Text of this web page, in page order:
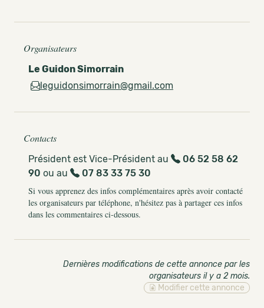
Organisateurs
Le Guidon Simorrain
leguidonsimorrain@gmail.com
Contacts
Président est Vice-Président au
06 52 58 62
90 ou au
07 83 33 75 30
Si vous apprenez des infos complémentaires après avoir contacté
les organisateurs par téléphone, n'hésitez pas à partager ces infos
dans les commentaires ci-dessous.
Dernières modifications de cette annonce par les
organisateurs il y a 2 mois.
Modifier cette annonce